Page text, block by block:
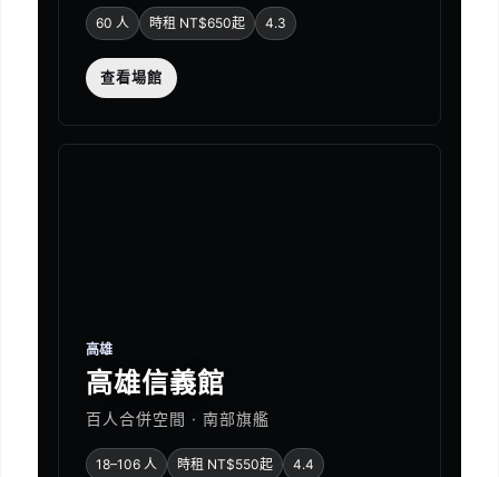
60 人 時租 NT$650起 4.3
查看場館
高雄
高雄信義館
百人合併空間 · 南部旗艦
18–106 人 時租 NT$550起 4.4